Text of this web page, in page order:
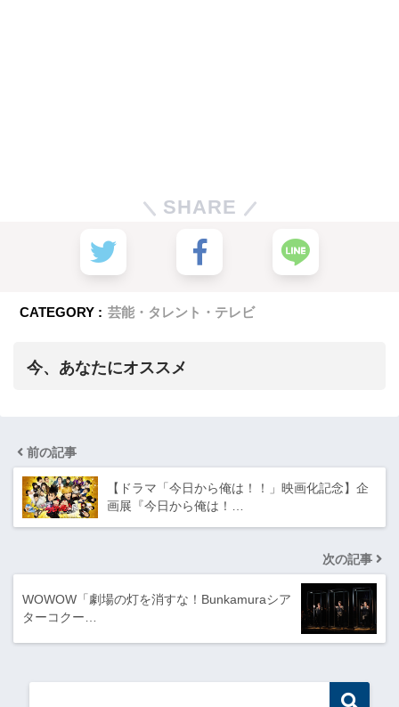
SHARE
CATEGORY : 芸能・タレント・テレビ
今、あなたにオススメ
前の記事
【ドラマ「今日から俺は！！」映画化記念】企
画展『今日から俺は！…
次の記事
WOWOW「劇場の灯を消すな！Bunkamuraシア
ターコクー…